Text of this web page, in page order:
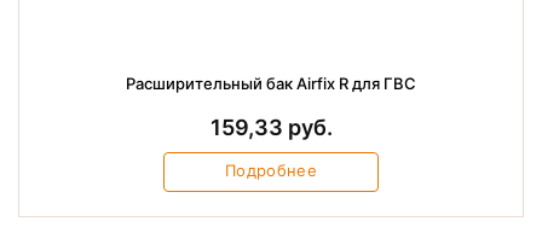
Расширительный бак Airfix R для ГВС
159,33 руб.
Подробнее